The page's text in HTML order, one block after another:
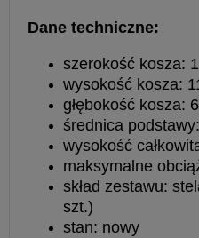
Dane techniczne:
szerokość kosza:
wysokość kosza:
głębokość kosza:
średnica
wysokość
maksymalne
skład zestawu:
szt.)
stan: nowy